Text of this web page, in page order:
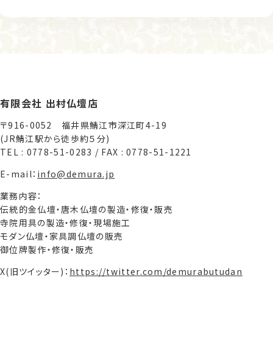
有限会社 出村仏壇店
〒916-0052 福井県鯖江市深江町4-19
(JR鯖江駅から徒歩約５分)
TEL : 0778-51-0283 / FAX : 0778-51-1221
E-mail： info@demura.jp
業務内容：
伝統的金仏壇・唐木仏壇の製造・修復・販売
寺院用具の製造・修復・現場施工
モダン仏壇・家具調仏壇の販売
御位牌製作・修復・販売
X(旧ツイッター)： https://twitter.com/demurabutudan